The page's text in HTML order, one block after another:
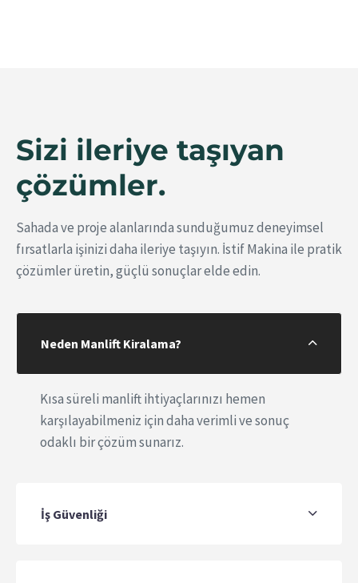
Sizi ileriye taşıyan
çözümler.
Sahada ve proje alanlarında sunduğumuz deneyimsel
fırsatlarla işinizi daha ileriye taşıyın. İstif Makina ile pratik
çözümler üretin, güçlü sonuçlar elde edin.
Neden Manlift Kiralama?
Kısa süreli manlift ihtiyaçlarınızı hemen
karşılayabilmeniz için daha verimli ve sonuç
odaklı bir çözüm sunarız.
İş Güvenliği